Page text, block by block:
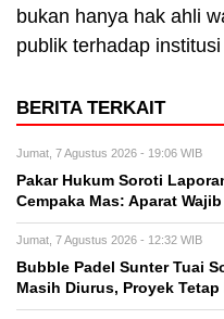
bukan hanya hak ahli
publik terhadap
BERITA TERKAIT
Jumat, 7 Agustus 2026 - 19:06 WIB
Pakar Hukum Soroti
Cempaka Mas: Aparat
Jumat, 7 Agustus 2026 - 12:32 WIB
Bubble Padel Sunter Tuai
Masih Diurus, Proyek